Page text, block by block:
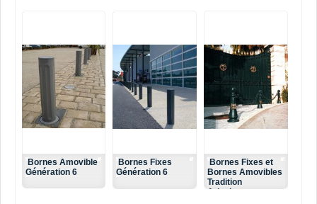
Bornes Amovible
Génération 6
Bornes Fixes
Génération 6
Bornes Fixes et
Bornes Amovibles
Tradition
Arlesienne